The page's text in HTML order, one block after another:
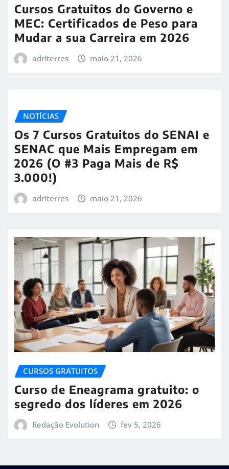
Cursos Gratuitos do Governo e
MEC: Certificados de Peso para
Mudar a sua Carreira em 2026
adriterres maio 21, 2026
NOTÍCIAS
Os 7 Cursos Gratuitos do SENAI e
SENAC que Mais Empregam em
2026 (O #3 Paga Mais de R$
3.000!)
adriterres maio 21, 2026
CURSOS GRATUITOS
Curso de Eneagrama gratuito: o
segredo dos líderes em 2026
Redação Evolution fev 5, 2026